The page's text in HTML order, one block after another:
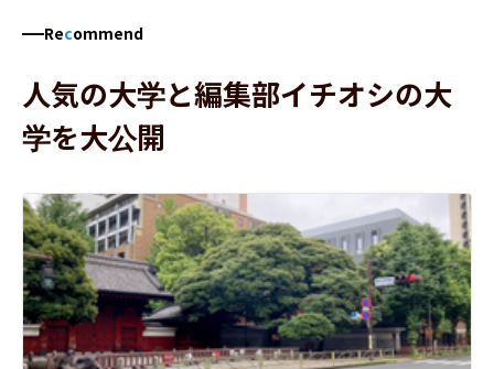
Recommend
人気の大学と編集部イチオシの大
学を大公開